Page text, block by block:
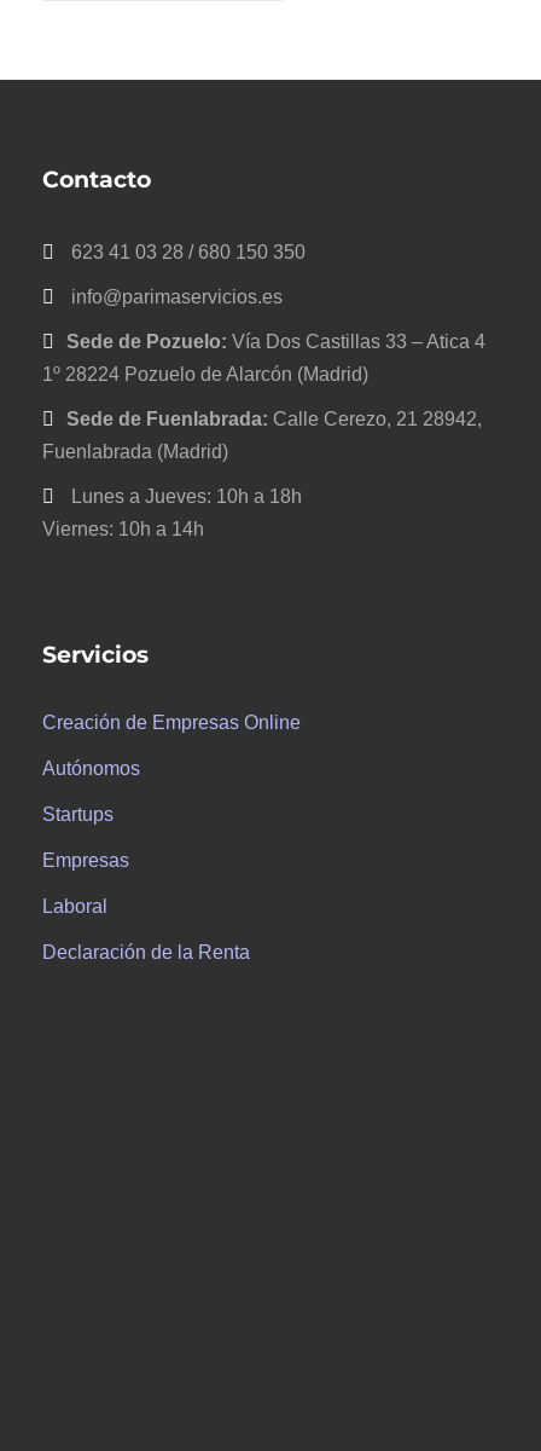
Contacto
623 41 03 28 / 680 150 350
info@parimaservicios.es
Sede de Pozuelo: Vía Dos Castillas 33 – Atica 4
1º 28224 Pozuelo de Alarcón (Madrid)
Sede de Fuenlabrada: Calle Cerezo, 21 28942,
Fuenlabrada (Madrid)
Lunes a Jueves: 10h a 18h
Viernes: 10h a 14h
Servicios
Creación de Empresas Online
Autónomos
Startups
Empresas
Laboral
Declaración de la Renta